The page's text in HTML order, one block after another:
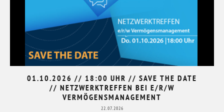
01.10.2026 // 18:00 UHR // SAVE THE DATE
// NETZWERKTREFFEN BEI E/R/W
VERMÖGENSMANAGEMENT
22.07.2026